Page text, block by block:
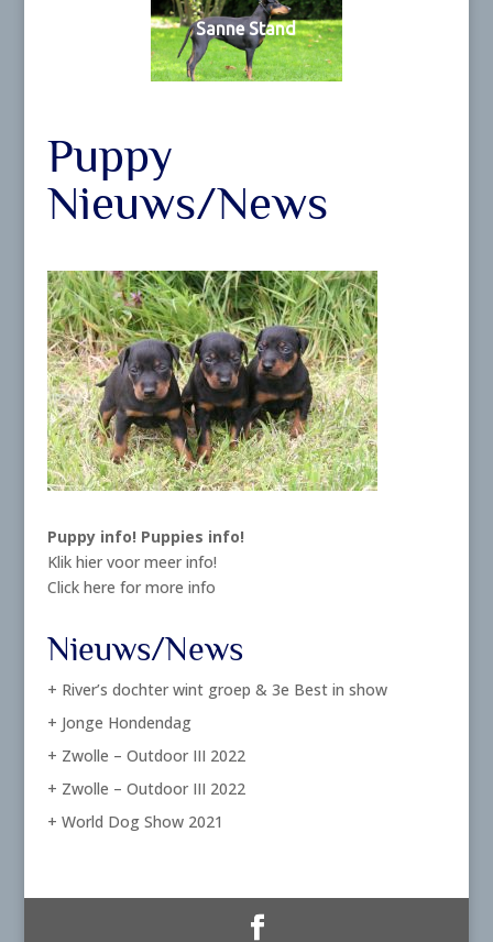
Sanne Stand
Puppy
Nieuws/News
Puppy info! Puppies info!
Klik hier voor meer info!
Click here for more info
Nieuws/News
+ River’s dochter wint groep & 3e Best in show
+ Jonge Hondendag
+ Zwolle – Outdoor III 2022
+ Zwolle – Outdoor III 2022
+ World Dog Show 2021